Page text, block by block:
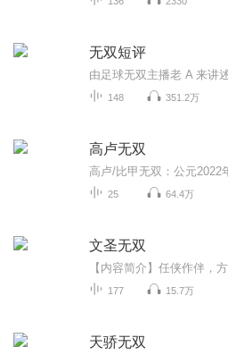
无双短评
148 351.2万
高卢无双
25 64.4万
文圣无双
177 15.7万
天骄无双